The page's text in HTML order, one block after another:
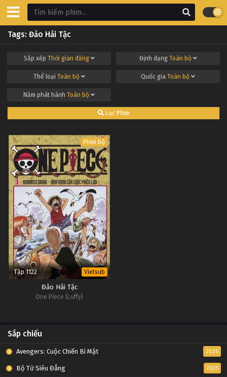
Tags: Đảo Hải Tặc
Sắp xếp Thời gian đăng Định dạng Toàn bộ
Thể loại Toàn bộ Quốc gia Toàn bộ
Năm phát hành Toàn bộ
Lọc Phim
Phim bộ
Tập 1122 Vietsub
Đảo Hải Tặc
One Piece (Luffy)
Sắp chiếu
Avengers: Cuộc Chiến Bí Mật 2026
Bộ Tứ Siêu Đẳng 2025